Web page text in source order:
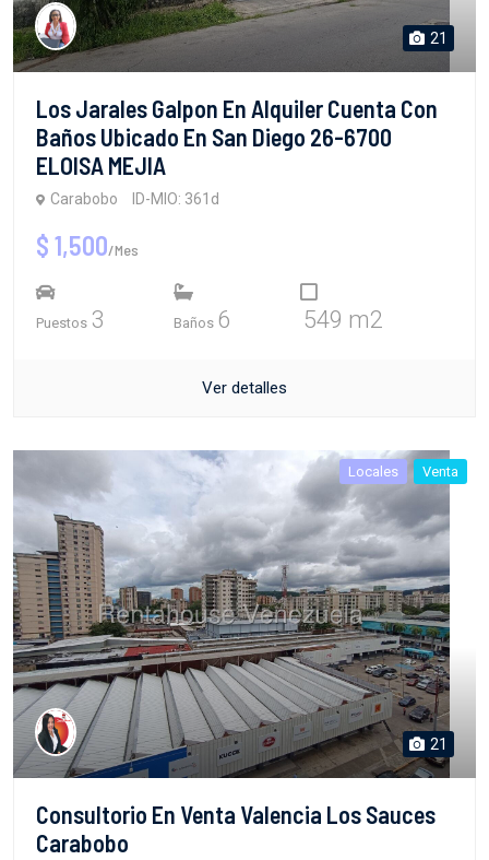
21
Los Jarales Galpon En Alquiler Cuenta Con
Baños Ubicado En San Diego 26-6700
ELOISA MEJIA
Carabobo ID-MIO: 361d
$ 1,500/Mes
Puestos 3 Baños 6 549 m2
Ver detalles
Locales Venta
21
Consultorio En Venta Valencia Los Sauces
Carabobo